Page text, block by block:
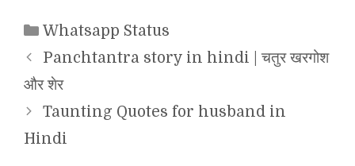
Categories
Whatsapp Status
Panchtantra story in hindi | चतुर खरगोश
और शेर
Taunting Quotes for husband in
Hindi